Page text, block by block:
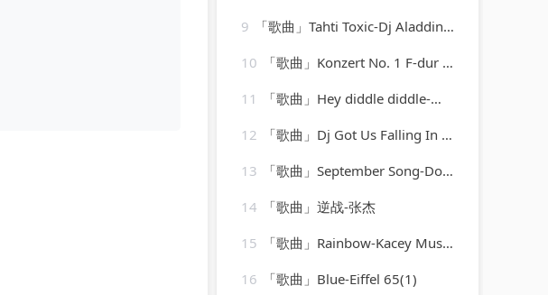
9
「歌曲」Tahti Toxic-Dj Aladdinn、Saint Nich、Thouxanbanfauni
10
「歌曲」Konzert No. 1 F-dur BWV 1046 - Allegro-Karl Richter、The Munich Philharmonic Orchestra
11
「歌曲」Hey diddle diddle-千语
12
「歌曲」Dj Got Us Falling In Love-DJ Hush
13
「歌曲」September Song-Dorothy Donegan
14
「歌曲」逆战-张杰
15
「歌曲」Rainbow-Kacey Musgraves
16
「歌曲」Blue-Eiffel 65(1)